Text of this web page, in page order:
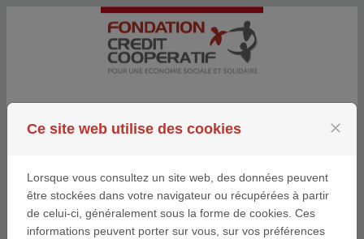
Passer au contenu
Menu
Cookies
Ce site web utilise des cookies close
Lorsque vous consultez un site web, des données peuvent
être stockées dans votre navigateur ou récupérées à partir
de celui-ci, généralement sous la forme de cookies. Ces
informations peuvent porter sur vous, sur vos préférences